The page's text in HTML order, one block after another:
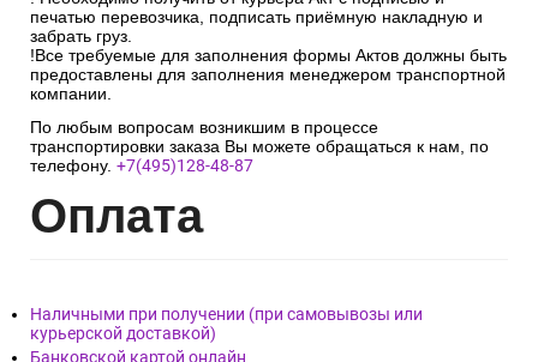
печатью перевозчика, подписать приёмную накладную и
забрать груз.
!Все требуемые для заполнения формы Актов должны быть
предоставлены для заполнения менеджером транспортной
компании.
По любым вопросам возникшим в процессе
транспортировки заказа Вы можете обращаться к нам, по
телефону. +7(495)128-48-87
Оплата
Наличными при получении (при самовывозы или
курьерской доставкой)
Банковской картой онлайн